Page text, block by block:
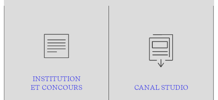
INSTITUTION
ET CONCOURS
CANAL STUDIO